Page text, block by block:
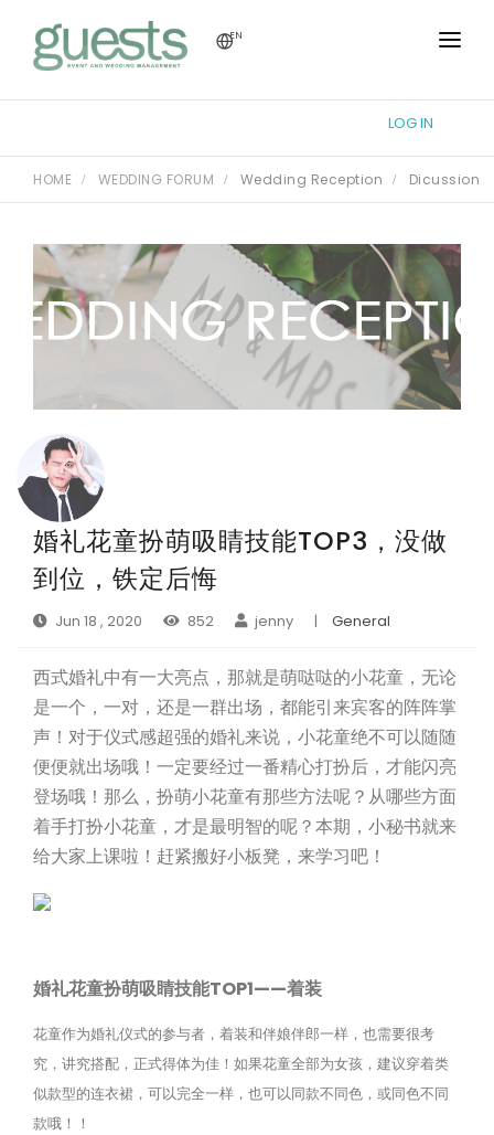
EN
THEME DESIGN
REGISTRY
LOG IN
HOME WEDDING FORUM Wedding Reception Dicussion
婚礼花童扮萌吸睛技能TOP3，没做
到位，铁定后悔
Jun 18 , 2020 852 jenny | General
西式婚礼中有一大亮点，那就是萌哒哒的小花童，无论
是一个，一对，还是一群出场，都能引来宾客的阵阵掌
声！对于仪式感超强的婚礼来说，小花童绝不可以随随
便便就出场哦！一定要经过一番精心打扮后，才能闪亮
登场哦！那么，扮萌小花童有那些方法呢？从哪些方面
着手打扮小花童，才是最明智的呢？本期，小秘书就来
给大家上课啦！赶紧搬好小板凳，来学习吧！
婚礼花童扮萌吸睛技能TOP1——着装
花童作为婚礼仪式的参与者，着装和伴娘伴郎一样，也需要很考
究，讲究搭配，正式得体为佳！如果花童全部为女孩，建议穿着类
似款型的连衣裙，可以完全一样，也可以同款不同色，或同色不同
款哦！！